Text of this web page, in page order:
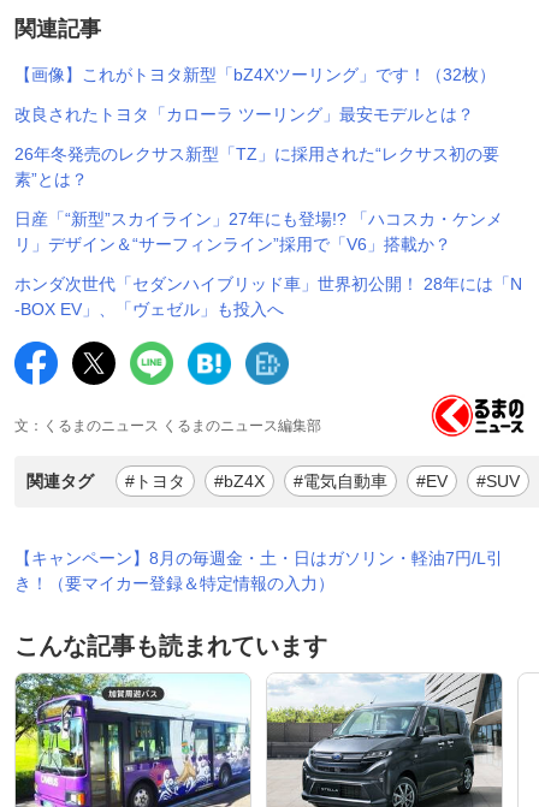
関連記事
【画像】これがトヨタ新型「bZ4Xツーリング」です！（32枚）
改良されたトヨタ「カローラ ツーリング」最安モデルとは？
26年冬発売のレクサス新型「TZ」に採用された“レクサス初の要
素”とは？
日産「“新型”スカイライン」27年にも登場!? 「ハコスカ・ケンメ
リ」デザイン＆“サーフィンライン”採用で「V6」搭載か？
ホンダ次世代「セダンハイブリッド車」世界初公開！ 28年には「N
-BOX EV」、「ヴェゼル」も投入へ
文：くるまのニュース くるまのニュース編集部
関連タグ #トヨタ #bZ4X #電気自動車 #EV #SUV
【キャンペーン】8月の毎週金・土・日はガソリン・軽油7円/L引
き！（要マイカー登録＆特定情報の入力）
こんな記事も読まれています